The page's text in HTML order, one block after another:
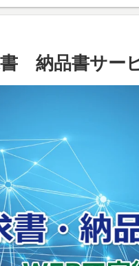
納品書サー